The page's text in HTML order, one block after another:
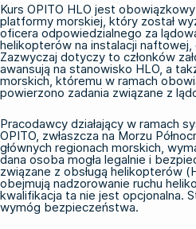
Kurs OPITO HLO jest
platformy morskiej, który został
oficera odpowiedzialnego za
helikopterów na instalacji
Zazwyczaj dotyczy to członków
awansują na stanowisko HLO, a
morskich, któremu w ramach
powierzono zadania związane z
Pracodawcy działający w ramach
OPITO, zwłaszcza na Morzu
głównych regionach morskich,
dana osoba mogła legalnie i
związane z obsługą helikopterów
obejmują nadzorowanie ruchu
kwalifikacja ta nie jest opcjonalna.
wymóg bezpieczeństwa.